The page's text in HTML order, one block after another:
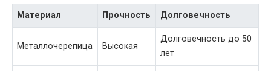
Материал Прочность Долговечность
Металлочерепица Высокая
Долговечность до 50
лет